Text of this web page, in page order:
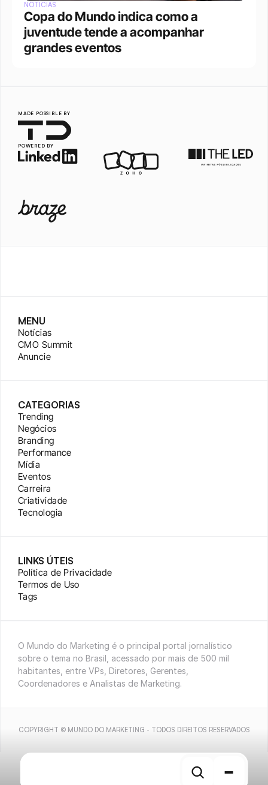
NOTÍCIAS
Copa do Mundo indica como a
juventude tende a acompanhar
grandes eventos
MADE POSSIBLE BY
POWERED BY
MENU
Notícias
CMO Summit
Anuncie
CATEGORIAS
Trending
Negócios
Branding
Performance
Mídia
Eventos
Carreira
Criatividade
Tecnologia
LINKS ÚTEIS
Política de Privacidade
Termos de Uso
Tags
O Mundo do Marketing é o principal portal jornalístico
sobre o tema no Brasil, acessado por mais de 500 mil
habitantes, entre VPs, Diretores, Gerentes,
Coordenadores e Analistas de Marketing.
COPYRIGHT © MUNDO DO MARKETING - TODOS DIREITOS RESERVADOS